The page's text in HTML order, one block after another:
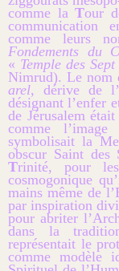
comme laTour
communication
comme leurs
Fondements du
« Temple des
Nimrud). Le nom
arel, dérive de
désignant l’enfer
de Jérusalem
comme
symbolisait la
obscur Saint
Trinité, pour
cosmogonique
mains même de
par inspiration
pour abriter
dans la
représentait le
comme modèle